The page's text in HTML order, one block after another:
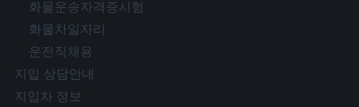
화물운송자격증시험
화물차일자리
운전직채용
지입 상담안내
지입차 정보